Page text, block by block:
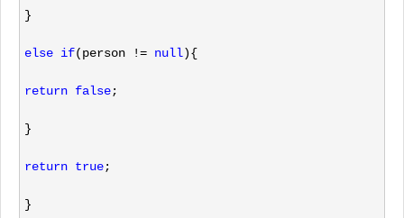
}
else if(person != null){
return false;
}
return true;
}